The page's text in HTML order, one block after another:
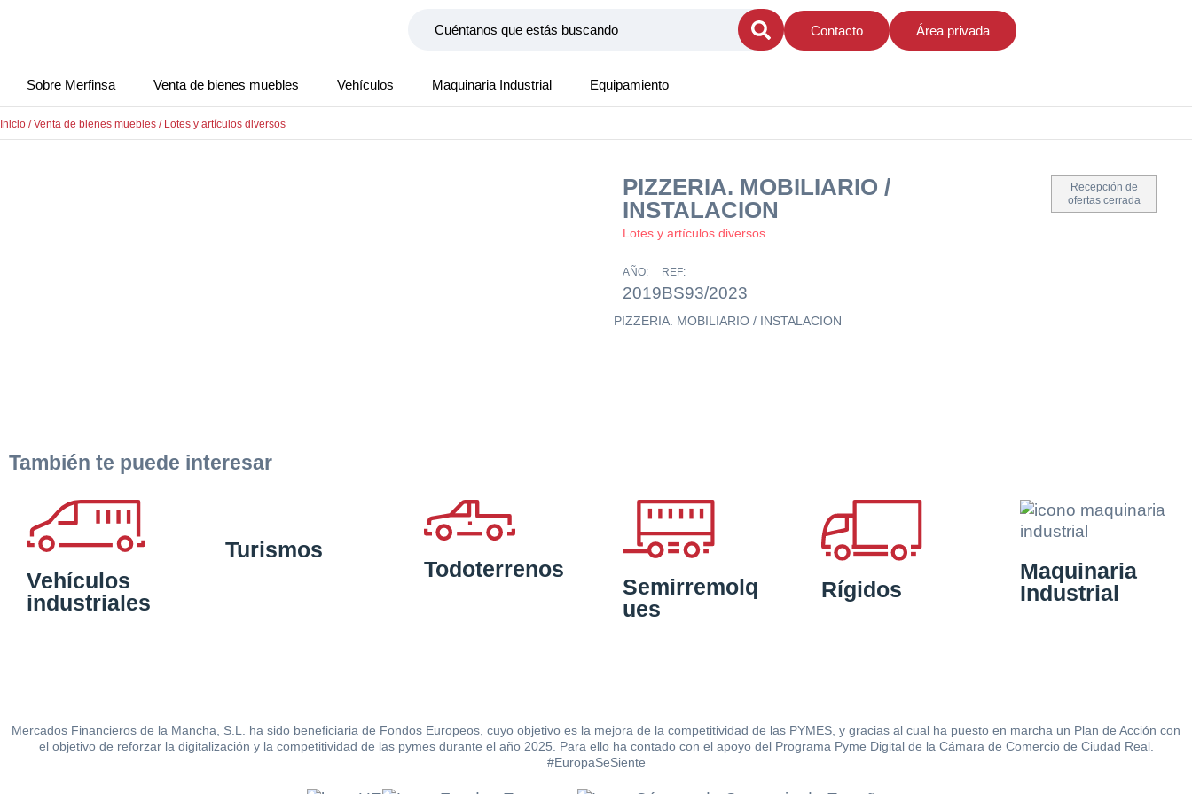
Contacto Área privada
Sobre Merfinsa Venta de bienes muebles Vehículos Maquinaria Industrial Equipamiento
Inicio /Venta de bienes muebles / Lotes y artículos diversos
PIZZERIA. MOBILIARIO /
INSTALACION
Lotes y artículos diversos
Recepción de
ofertas cerrada
AÑO:
2019
REF:
BS93/2023
PIZZERIA. MOBILIARIO / INSTALACION
También te puede interesar
Vehículos
industriales
Turismos
Todoterrenos
Semirremolq
ues
Rígidos
Maquinaria
Industrial
Mercados Financieros de la Mancha, S.L. ha sido beneficiaria de Fondos Europeos, cuyo objetivo es la mejora de la competitividad de las PYMES, y gracias al cual ha puesto en marcha un Plan de Acción con
el objetivo de reforzar la digitalización y la competitividad de las pymes durante el año 2025. Para ello ha contado con el apoyo del Programa Pyme Digital de la Cámara de Comercio de Ciudad Real.
#EuropaSeSiente